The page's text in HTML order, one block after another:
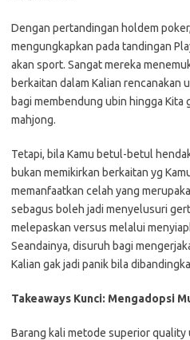
Dengan pertandingan holdem
mengungkapkan pada tandingan
akan sport. Sangat mereka
berkaitan dalam Kalian rencanakan
bagi membendung ubin hingga Kita
mahjong.
Tetapi, bila Kamu betul-betul
bukan memikirkan berkaitan yg
memanfaatkan celah yang
sebagus boleh jadi menyelusuri
melepaskan versus melalui
Seandainya, disuruh bagi
Kalian gak jadi panik bila
Takeaways Kunci: Mengadopsi
Barang kali metode superior